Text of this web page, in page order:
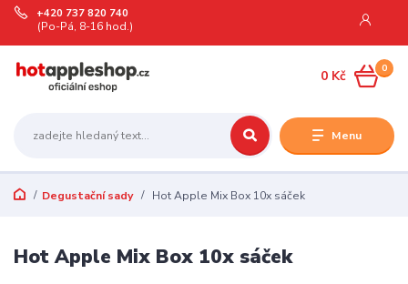
Menu
+420 737 820 740
(Po-Pá, 8-16 hod.)
0
0 Kč
Degustační sady Hot Apple Mix Box 10x sáček
Hot Apple Mix Box 10x sáček